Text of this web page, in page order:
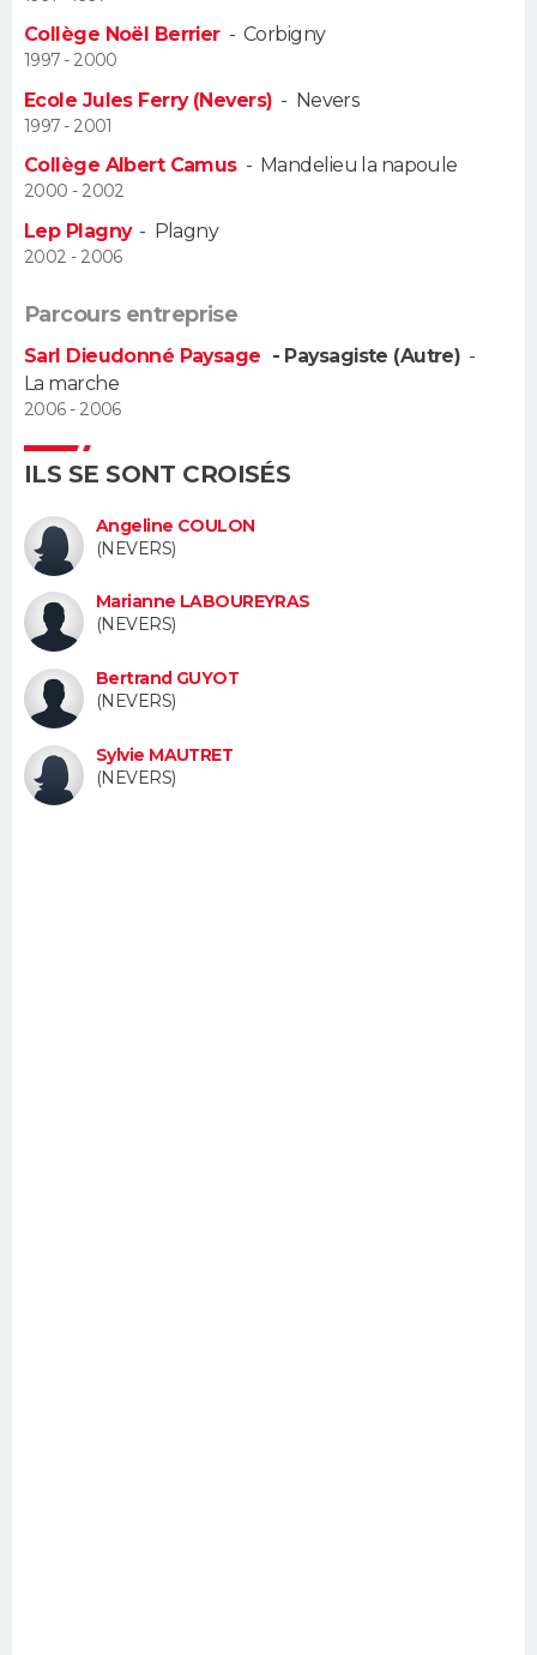
Alimentation
Guide de la santé
Maladies
Médicaments
Sommeil
VOYAGE
Destinations
City break
Voyage nature
Voyage de noces
Forum
Climat
+
PHOTO
GUIDES D'ACHAT
BONS PLANS
Carte de Noël
Carte Bonne année
Carte Saint-Valentin
Carte Pâques
Carte d'anniversaire
Dictionnaire
Biographies
Citations
Expressions
Proverbes
PROGRAMME TV
COPAINS D'AVANT
FORUM
Bricolage
Lifestyle
Culture
Sport
Auto
Television
Voyage
Cinema
Collège Noël Berrier-Corbigny
1997 - 2000
Ecole Jules Ferry (Nevers) - Nevers
1997 - 2001
Collège Albert Camus- Mandelieu la napoule
2000 - 2002
Lep Plagny- Plagny
2002 - 2006
Parcours entreprise
Sarl Dieudonné Paysage - Paysagiste (Autre) -
La marche
2006 - 2006
ILS SE SONT CROISÉS
Angeline COULON
(NEVERS)
Marianne LABOUREYRAS
(NEVERS)
Bertrand GUYOT
(NEVERS)
Sylvie MAUTRET
(NEVERS)